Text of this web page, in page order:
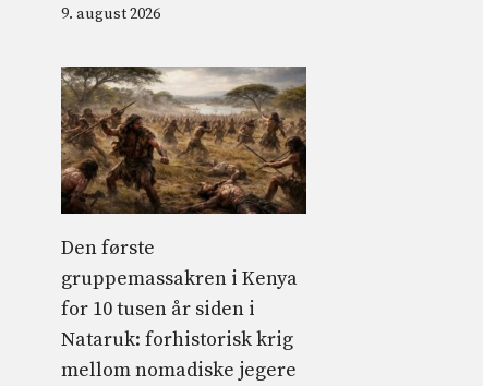
9. august 2026
Den første
gruppemassakren i Kenya
for 10 tusen år siden i
Nataruk: forhistorisk krig
mellom nomadiske jegere